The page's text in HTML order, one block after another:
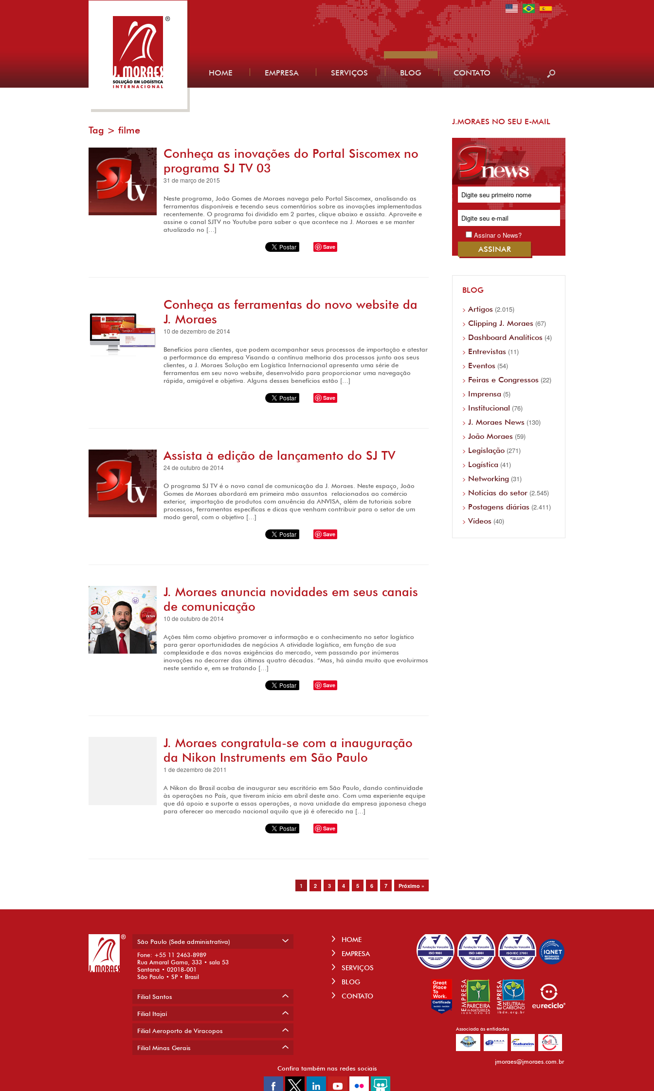
HOME EMPRESA SERVIÇOS BLOG CONTATO
Tag > filme
Conheça as inovações do Portal Siscomex no
programa SJ TV 03
31 de março de 2015
Neste programa, João Gomes de Moraes navega pelo Portal Siscomex, analisando as
ferramentas disponíveis e tecendo seus comentários sobre as inovações implementadas
recentemente. O programa foi dividido em 2 partes, clique abaixo e assista. Aproveite e
assine o canal SJTV no Youtube para saber o que acontece na J. Moraes e se manter
atualizado no […]
Save
Conheça as ferramentas do novo website da
J. Moraes
10 de dezembro de 2014
Benefícios para clientes, que podem acompanhar seus processos de importação e atestar
a performance da empresa Visando a contínua melhoria dos processos junto aos seus
clientes, a J. Moraes Solução em Logística Internacional apresenta uma série de
ferramentas em seu novo website, desenvolvido para proporcionar uma navegação
rápida, amigável e objetiva. Alguns desses benefícios estão […]
Save
Assista à edição de lançamento do SJ TV
24 de outubro de 2014
O programa SJ TV é o novo canal de comunicação da J. Moraes. Neste espaço, João
Gomes de Moraes abordará em primeira mão assuntos relacionados ao comércio
exterior, importação de produtos com anuência da ANVISA, além de tutoriais sobre
processos, ferramentas específicas e dicas que venham contribuir para o setor de um
modo geral, com o objetivo […]
Save
J. Moraes anuncia novidades em seus canais
de comunicação
10 de outubro de 2014
Ações têm como objetivo promover a informação e o conhecimento no setor logístico
para gerar oportunidades de negócios A atividade logística, em função de sua
complexidade e das novas exigências do mercado, vem passando por inúmeras
inovações no decorrer das últimas quatro décadas. “Mas, há ainda muito que evoluirmos
neste sentido e, em se tratando […]
Save
J. Moraes congratula-se com a inauguração
da Nikon Instruments em São Paulo
1 de dezembro de 2011
A Nikon do Brasil acaba de inaugurar seu escritório em São Paulo, dando continuidade
às operações no País, que tiveram início em abril deste ano. Com uma experiente equipe
que dá apoio e suporte a essas operações, a nova unidade da empresa japonesa chega
para oferecer ao mercado nacional aquilo que já é oferecido na […]
Save
1 2 3 4 5 6 7 Próximo »
J.MORAES NO SEU E-MAIL
Assinar o News?
BLOG
Artigos (2.015)
Clipping J. Moraes (67)
Dashboard Analíticos (4)
Entrevistas (11)
Eventos (54)
Feiras e Congressos (22)
Imprensa (5)
Institucional (76)
J. Moraes News (130)
João Moraes (59)
Legislação (271)
Logística (41)
Networking (31)
Notícias do setor (2.545)
Postagens diárias (2.411)
Vídeos (40)
São Paulo (Sede administrativa)
Fone: +55 11 2463-8989
Rua Amaral Gama, 333 • sala 53
Santana • 02018-001
São Paulo • SP • Brasil
Filial Santos
Filial Itajaí
Filial Aeroporto de Viracopos
Filial Minas Gerais
HOME
EMPRESA
SERVIÇOS
BLOG
CONTATO
Associada às entidades
jmoraes@jmoraes.com.br
Confira também nas redes sociais